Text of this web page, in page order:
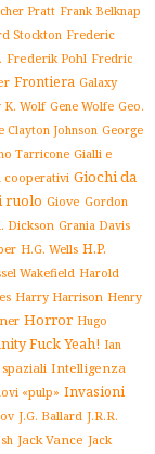
Pratt Frank Belknap
Stockton Frederic
Frederik Pohl Fredric
Frontiera Galaxy
K. Wolf Gene Wolfe Geo.
Clayton Johnson George
Tarricone Gialli e
cooperativi Giochi da
ruolo Giove Gordon
Dickson Grania Davis
H.G. Wells H.P.
Wakefield Harold
Harry Harrison Henry
Horror Hugo
Fuck Yeah! Ian
Intelligenza
«pulp» Invasioni
J.G. Ballard J.R.R.
Jack Vance Jack